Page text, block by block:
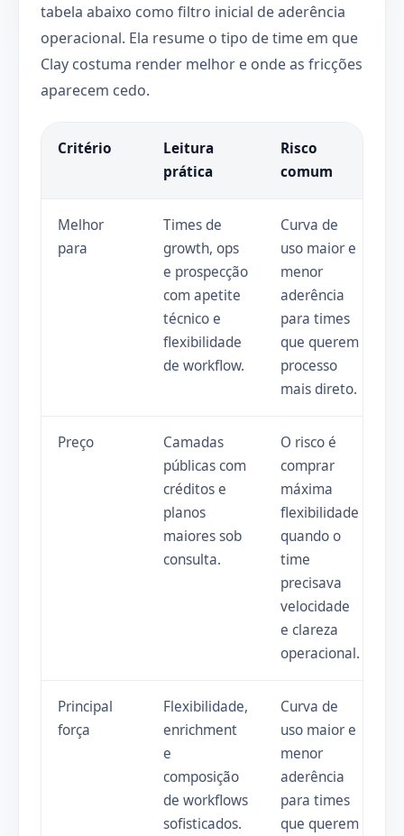
tabela abaixo como filtro inicial de aderência
operacional. Ela resume o tipo de time em que
Clay costuma render melhor e onde as fricções
aparecem cedo.
Critério
Leitura
prática
Risco
comum
Melhor
para
Times de
growth, ops
e prospecção
com apetite
técnico e
flexibilidade
de workflow.
Curva de
uso maior e
menor
aderência
para times
que querem
processo
mais direto.
Preço
Camadas
públicas com
créditos e
planos
maiores sob
consulta.
O risco é
comprar
máxima
flexibilidade
quando o
time
precisava
velocidade
e clareza
operacional.
Principal
força
Flexibilidade,
enrichment
e
composição
de workflows
sofisticados.
Curva de
uso maior e
menor
aderência
para times
que querem